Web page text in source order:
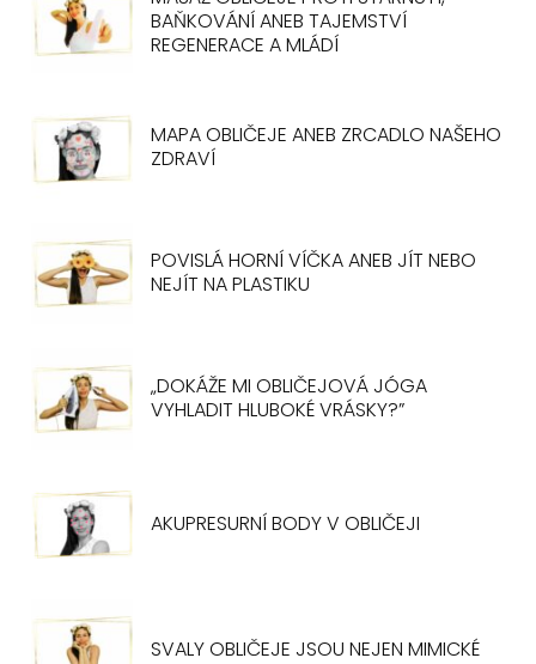
BAŇKOVÁNÍ ANEB TAJEMSTVÍ
REGENERACE A MLÁDÍ
MAPA OBLIČEJE ANEB ZRCADLO NAŠEHO
ZDRAVÍ
POVISLÁ HORNÍ VÍČKA ANEB JÍT NEBO
NEJÍT NA PLASTIKU
„DOKÁŽE MI OBLIČEJOVÁ JÓGA
VYHLADIT HLUBOKÉ VRÁSKY?”
AKUPRESURNÍ BODY V OBLIČEJI
SVALY OBLIČEJE JSOU NEJEN MIMICKÉ